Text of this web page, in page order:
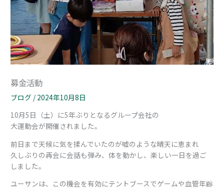
募金活動
ブログ / 2024年10月8日
10月5日（土）に5年ぶりとなるグループ会社の
大運動会が開催されました。
前日まで天候に気を揉んでいたのが嘘のような晴天に恵まれ
久しぶりの再会に会話も弾み、体を動かし、楽しい一日を過ご
しました。
ユーサンは、この機会を有効にテントブースでゲームや血管年齢